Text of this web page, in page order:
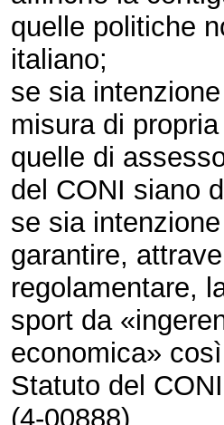
quelle politiche
italiano;
se sia
misura di
quelle di
del CONI siano
se sia
garantire,
regolamentare,
sport da
economica»
Statuto del
(4-00888)